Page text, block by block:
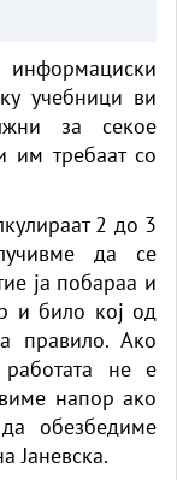
учебници ви
за секое
им требаат со
2 до 3
да се
ја побараа и
и било кој од
правило. Ако
не е
напор ако
обезбедиме
Јаневска.